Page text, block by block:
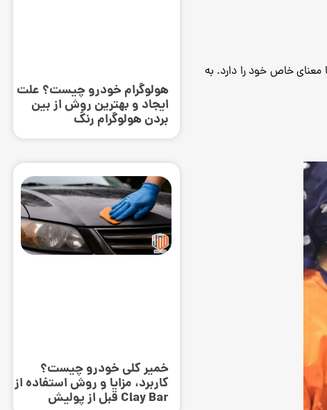
معنای خاص خود را دارد. به
هولوگرام خودرو چیست؟ علت
ایجاد و بهترین روش از بین
بردن هولوگرام رنگ
خمیر کلی خودرو چیست؟
کاربرد، مزایا و روش استفاده از
Clay Bar قبل از پولیش